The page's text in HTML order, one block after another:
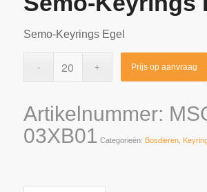
Semo-Keyrings Egel
Prijs op aanvraag
Artikelnummer:
03XB01 Categorieën: Bosdieren,